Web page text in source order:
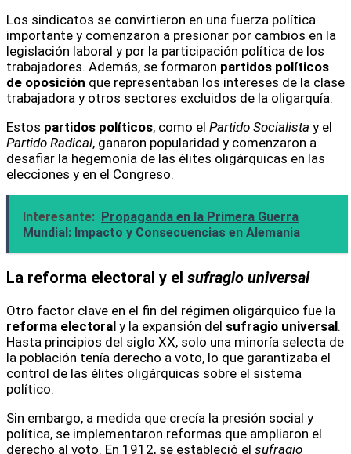
Los sindicatos se convirtieron en una fuerza política
importante y comenzaron a presionar por cambios en la
legislación laboral y por la participación política de los
trabajadores. Además, se formaron partidos políticos
de oposición que representaban los intereses de la clase
trabajadora y otros sectores excluidos de la oligarquía.
Estos partidos políticos, como el Partido Socialista y el
Partido Radical, ganaron popularidad y comenzaron a
desafiar la hegemonía de las élites oligárquicas en las
elecciones y en el Congreso.
Interesante: Propaganda en la Primera Guerra
Mundial: Impacto y Consecuencias en Alemania
La reforma electoral y el sufragio universal
Otro factor clave en el fin del régimen oligárquico fue la
reforma electoral y la expansión del sufragio universal.
Hasta principios del siglo XX, solo una minoría selecta de
la población tenía derecho a voto, lo que garantizaba el
control de las élites oligárquicas sobre el sistema
político.
Sin embargo, a medida que crecía la presión social y
política, se implementaron reformas que ampliaron el
derecho al voto. En 1912, se estableció el sufragio